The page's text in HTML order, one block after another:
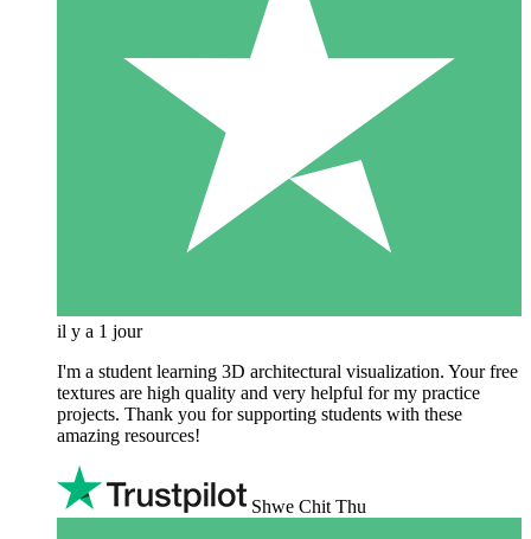
il y a 1 jour
I'm a student learning 3D architectural visualization. Your free
textures are high quality and very helpful for my practice
projects. Thank you for supporting students with these
amazing resources!
Shwe Chit Thu